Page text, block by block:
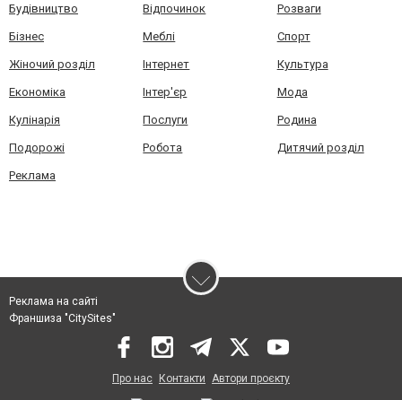
Будівництво Відпочинок Розваги
Бізнес Меблі Спорт
Жіночий розділ Інтернет Культура
Економіка Інтер'єр Мода
Кулінарія Послуги Родина
Подорожі Робота Дитячий розділ
Реклама
Реклама на сайті
Франшиза "CitySites"
Про нас Контакти Автори проєкту